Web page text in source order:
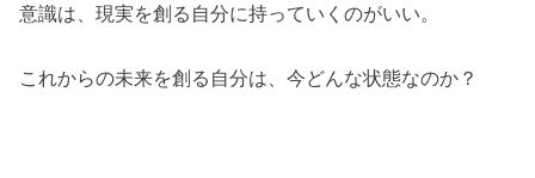
意識は、現実を創る自分に持っていくのがいい。
これからの未来を創る自分は、今どんな状態なのか？